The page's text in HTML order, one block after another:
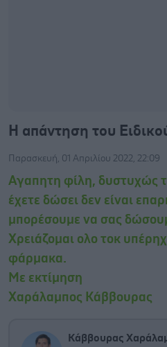
Η απάντηση του
Παρασκευή, 01 Απριλίου 2022, 22:09
Αγαπητη φίλη, δυστυχώς
έχετε δώσει δεν είναι
μπορέσουμε να σας
Χρειάζομαι ολο τοκ
φάρμακα.
Με εκτίμηση
Χαράλαμπος Κάββουρας
Κάββουρας